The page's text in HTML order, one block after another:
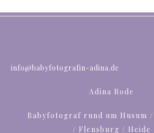
info@babyfotografin-adina.de
Adina Rode
Babyfotograf rund um Husum /
/ Flensburg / Heide